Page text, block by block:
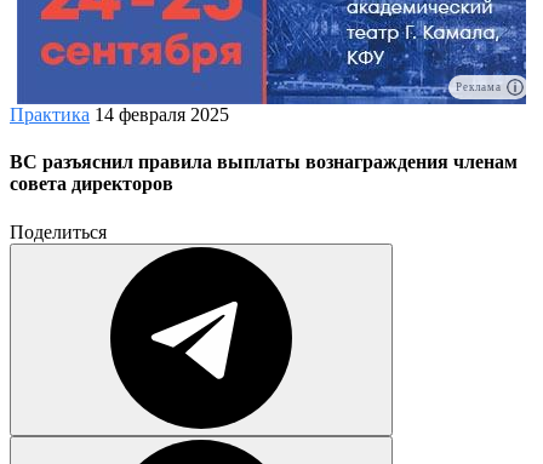
Реклама
Практика 14 февраля 2025
ВС разъяснил правила выплаты вознаграждения членам
совета директоров
Поделиться